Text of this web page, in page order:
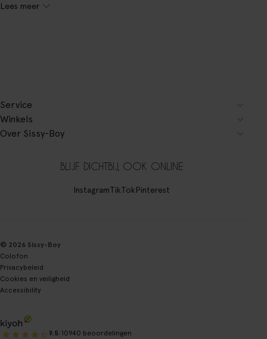
Lees meer
Service
Winkels
Over Sissy-Boy
BLIJF DICHTBIJ, OOK ONLINE
InstagramTikTokPinterest
© 2026 Sissy-Boy
Colofon
Privacybeleid
Cookies en veiligheid
Accessibility
9.5 10940 beoordelingen